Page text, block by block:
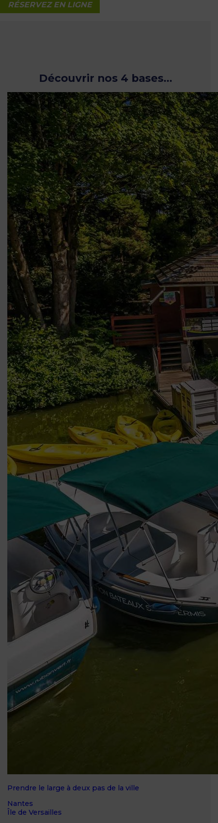
RÉSERVEZ EN LIGNE
Découvrir nos 4 bases…
Prendre le large à deux pas de la ville
Nantes
Île de Versailles